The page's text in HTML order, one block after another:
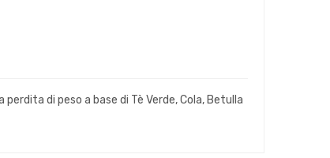
di peso a base di Tè Verde, Cola, Betulla